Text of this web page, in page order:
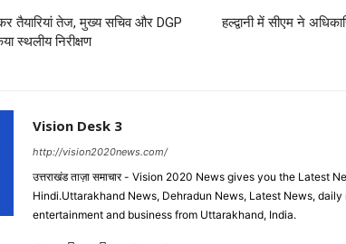
तैयारियां तेज, मुख्य सचिव और DGP
स्थलीय निरीक्षण
हल्द्वानी में सीएम ने
Vision Desk 3
http://vision2020news.com/
उत्तराखंड ताज़ा समाचार - Vision 2020 News gives you the Latest
Hindi.Uttarakhand News, Dehradun News, Latest News, daily
entertainment and business from Uttarakhand, India.